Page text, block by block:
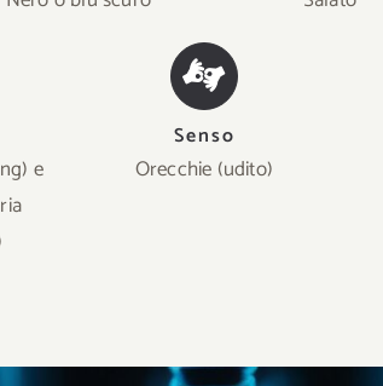
e
Senso
Orecchie (udito)